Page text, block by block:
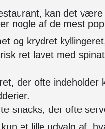
kan det
nogle af de mest
og krydret
ret lavet med
der ofte indeholder
snacks, der ofte
et lille udvalg af,